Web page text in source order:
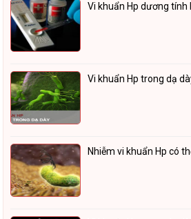
Vi khuẩn Hp dương tính
Vi khuẩn Hp trong dạ
Nhiễm vi khuẩn Hp có